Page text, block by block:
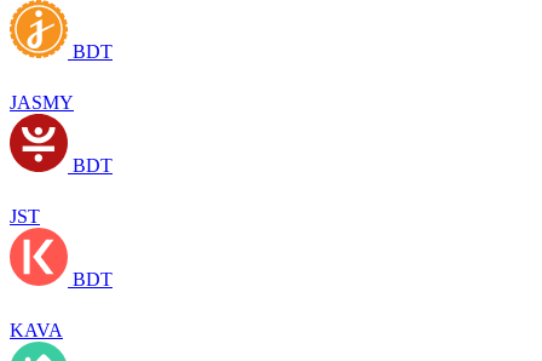
BDT
JASMY
BDT
JST
BDT
KAVA